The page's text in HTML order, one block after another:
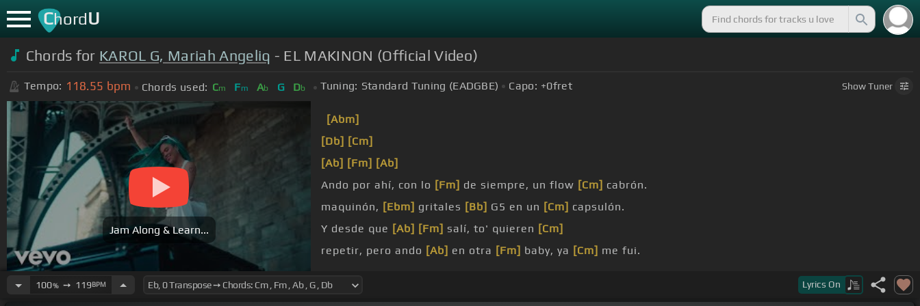
ChordU
Chords for KAROL G, Mariah Angeliq - EL MAKINON (Official Video)
Tempo: 118.55 bpm Chords used: Cm Fm Ab G Db Tuning: Standard Tuning (EADGBE) Capo: +0fret ShowTuner
Jam Along & Learn...
[Abm]
[Db] [Cm]
[Ab] [Fm] [Ab]
Ando por ahí, con lo [Fm] de siempre, un flow [Cm] cabrón.
maquinón, [Ebm] gritales [Bb] G5 en un [Cm] capsulón.
Y desde que [Ab] [Fm] salí, to' quieren [Cm]
repetir, pero ando [Ab] en otra [Fm] baby, ya [Cm] me fui.
100%➙ 119BPM Lyrics On